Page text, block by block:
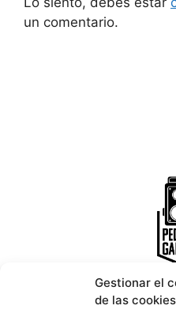
Gestionar el
de las cookies
un comentario.
INICIO